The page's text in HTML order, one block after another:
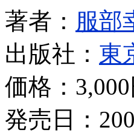
著者： 服部
出版社： 東
価格： 3,000
発売日：